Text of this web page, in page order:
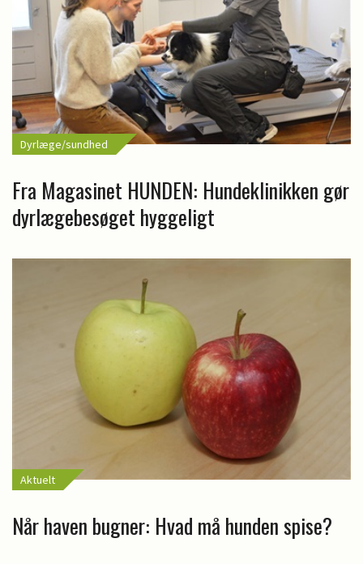
Dyrlæge/sundhed
Fra Magasinet HUNDEN: Hundeklinikken gør
dyrlægebesøget hyggeligt
Aktuelt
Når haven bugner: Hvad må hunden spise?